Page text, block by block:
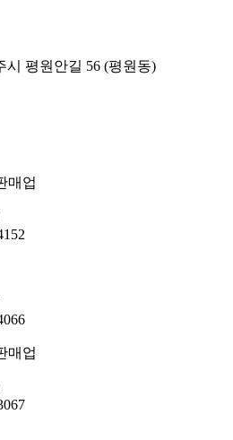
시 평원안길 56 (평원동)
매업
매업